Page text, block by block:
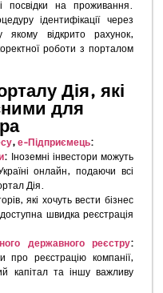
посвідки на проживання.
ідентифікації через
відкрито рахунок,
роботи з порталом
Дія, які
для
,е-Підприємець:
: Іноземні інвестори можуть
онлайн, подаючи всі
Дія.
які хочуть вести бізнес
доступна швидка реєстрація
державного реєстру:
про реєстрацію компанії,
капітал та іншу важливу